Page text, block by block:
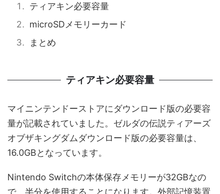
ティアキン必要容量
microSDメモリーカード
まとめ
ティアキン必要容量
マイニンテンドーストアにダウンロード版の必要容
量が記載されていました。ゼルダの伝説ティアーズ
オブザキングダムダウンロード版の必要容量は、
16.0GBとなっています。
Nintendo Switchの本体保存メモリーが32GBなの
で、半分を使用することになります。外部記憶装置